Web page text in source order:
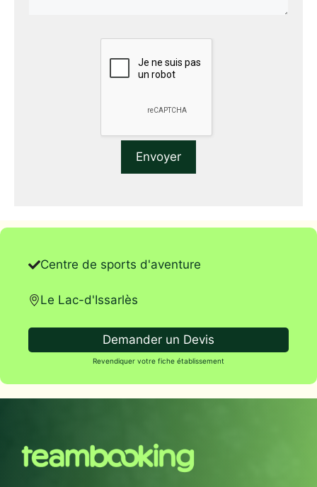
Centre de sports d'aventure
Le Lac-d'Issarlès
Demander un Devis
Revendiquer votre fiche établissement